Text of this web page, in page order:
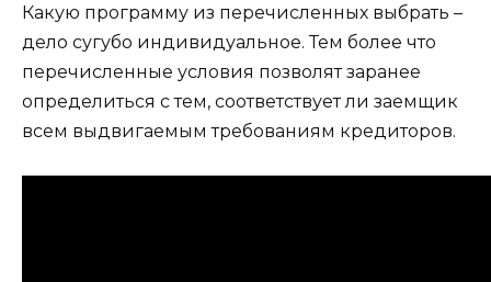
Какую программу из перечисленных выбрать –
дело сугубо индивидуальное. Тем более что
перечисленные условия позволят заранее
определиться с тем, соответствует ли заемщик
всем выдвигаемым требованиям кредиторов.